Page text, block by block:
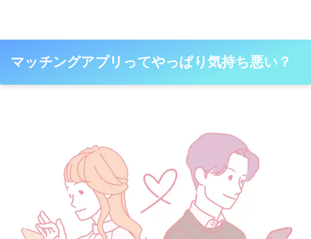
マッチングアプリってやっぱり気持ち悪い？